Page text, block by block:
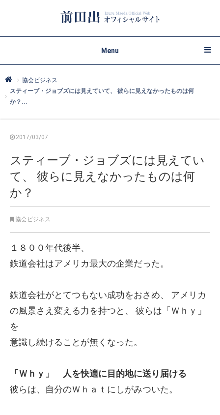
Menu
協会ビジネス
スティーブ・ジョブズには見えていて、 彼らに見えなかったものは何
か？...
2017/03/07
スティーブ・ジョブズには見えてい
て、 彼らに見えなかったものは何
か？
協会ビジネス
１８００年代後半、
鉄道会社はアメリカ最大の企業だった。
鉄道会社がとてつもない成功をおさめ、
アメリカ
の風景さえ変える力を持つと、
彼らは「Ｗｈｙ」
を
意識し続けることが無くなった。
「Ｗｈｙ」 人を快適に目的地に送り届ける
彼らは、自分のＷｈａｔにしがみついた。